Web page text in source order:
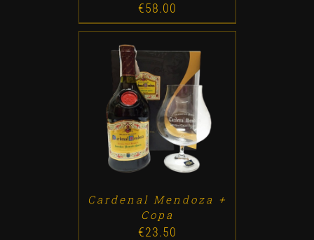
€58.00
ADD TO CART / DETALLES
Cardenal Mendoza +
Copa
€23.50